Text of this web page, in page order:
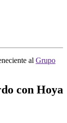
al Grupo
con Hoya